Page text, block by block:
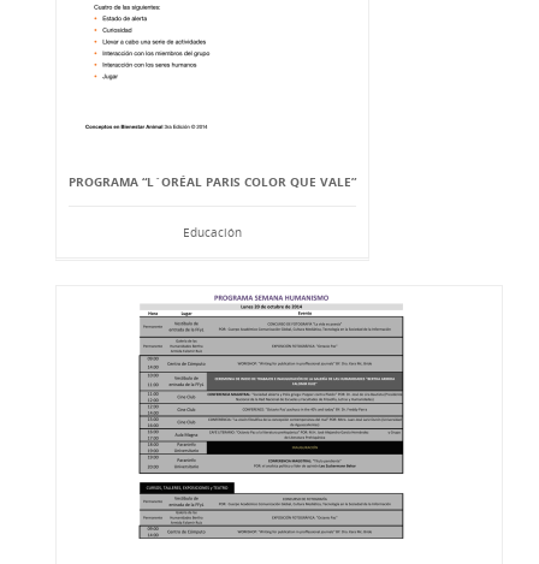
PROGRAMA “L`ORÉAL PARIS COLOR QUE VALE”
Educación